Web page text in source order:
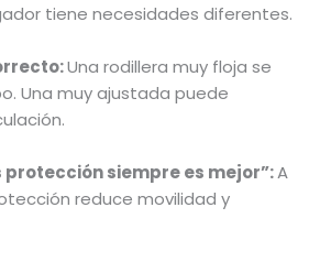
tiene necesidades diferentes.
Una rodillera muy floja se
Una muy ajustada puede
protección siempre es mejor”:A
reduce movilidad y